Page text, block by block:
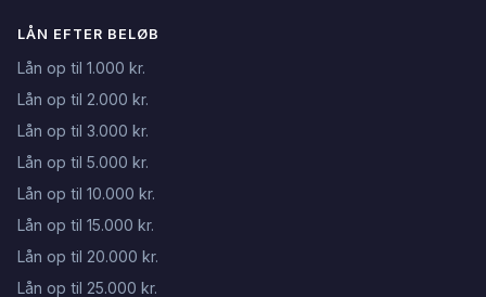
LÅN EFTER BELØB
Lån op til 1.000 kr.
Lån op til 2.000 kr.
Lån op til 3.000 kr.
Lån op til 5.000 kr.
Lån op til 10.000 kr.
Lån op til 15.000 kr.
Lån op til 20.000 kr.
Lån op til 25.000 kr.